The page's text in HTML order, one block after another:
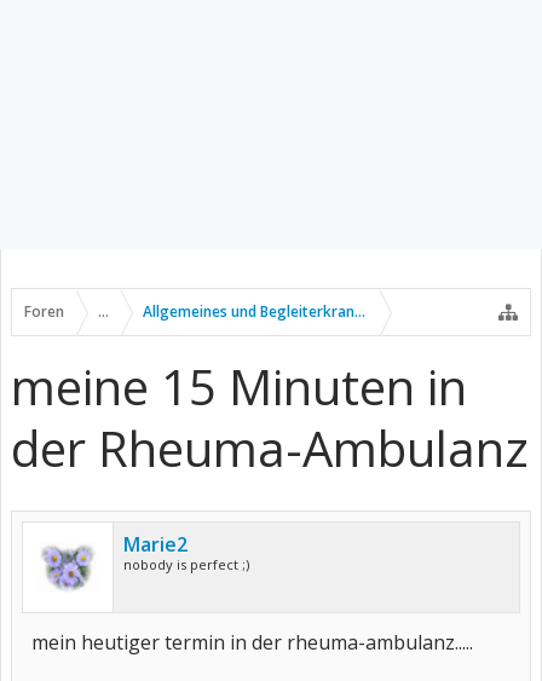
Foren ... Allgemeines und Begleiterkrankungen
meine 15 Minuten in
der Rheuma-Ambulanz
Marie2
nobody is perfect ;)
mein heutiger termin in der rheuma-ambulanz.....